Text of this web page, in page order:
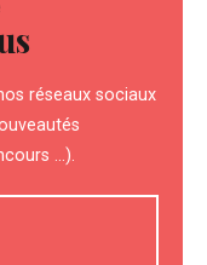
réseaux sociaux
...).